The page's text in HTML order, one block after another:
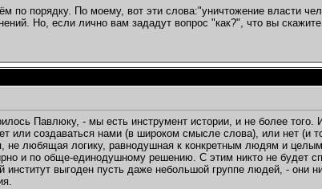
по порядку. По моему, вот эти слова:"уничтожение власти
Но, если лично вам зададут вопрос "как?", что вы
Павлюку, - мы есть инструмент истории, и не более
или создаваться нами (в широком смысле слова), или нет (и
не любящая логику, равнодушная к конкретным людям и
и по обще-единодушному решению. С этим никто не будет
институт выгоден пусть даже небольшой группе людей, - они